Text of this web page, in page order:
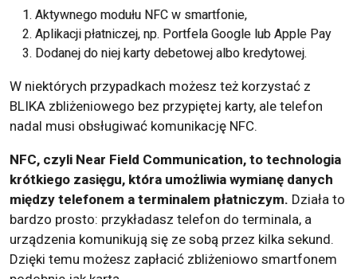
Aktywnego modułu NFC w smartfonie,
Aplikacji płatniczej, np. Portfela Google lub Apple Pay
Dodanej do niej karty debetowej albo kredytowej.
W niektórych przypadkach możesz też korzystać z
BLIKA zbliżeniowego bez przypiętej karty, ale telefon
nadal musi obsługiwać komunikację NFC.
NFC, czyli Near Field Communication, to technologia
krótkiego zasięgu, która umożliwia wymianę danych
między telefonem a terminalem płatniczym. Działa to
bardzo prosto: przykładasz telefon do terminala, a
urządzenia komunikują się ze sobą przez kilka sekund.
Dzięki temu możesz zapłacić zbliżeniowo smartfonem